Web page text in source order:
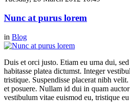
Nunc at purus lorem
in Blog
Duis et orci justo. Etiam eu urna dui,
habitasse platea dictumst. Integer
tristique. Suspendisse placerat nibh
et posuere. Nullam id dui in quam
vestibulum vitae euismod eu, tristique eu